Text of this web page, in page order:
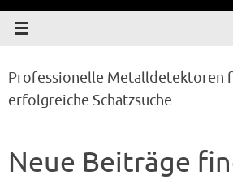
Professionelle Metalldetektoren
erfolgreiche Schatzsuche
Neue Beiträge